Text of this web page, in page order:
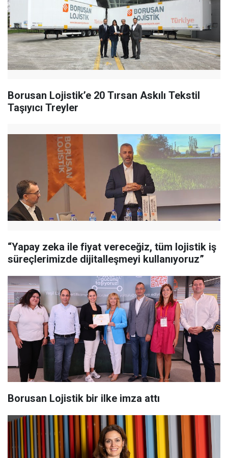
Borusan Lojistik’e 20 Tırsan Askılı Tekstil
Taşıyıcı Treyler
“Yapay zeka ile fiyat vereceğiz, tüm lojistik iş
süreçlerimizde dijitalleşmeyi kullanıyoruz”
Borusan Lojistik bir ilke imza attı